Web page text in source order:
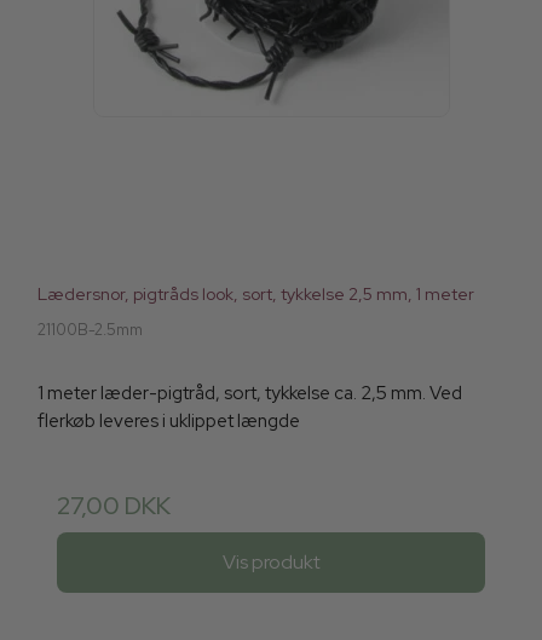
Lædersnor, pigtråds look, sort, tykkelse 2,5 mm, 1 meter
21100B-2.5mm
1 meter læder-pigtråd, sort, tykkelse ca. 2,5 mm. Ved
flerkøb leveres i uklippet længde
27,00 DKK
Vis produkt